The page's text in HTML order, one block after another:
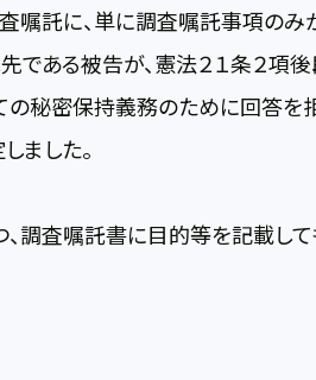
嘱託に、単に調査嘱託事項の
である被告が、憲法２１条２
の秘密保持義務のために回答を
ました。
調査嘱託書に目的等を記載し